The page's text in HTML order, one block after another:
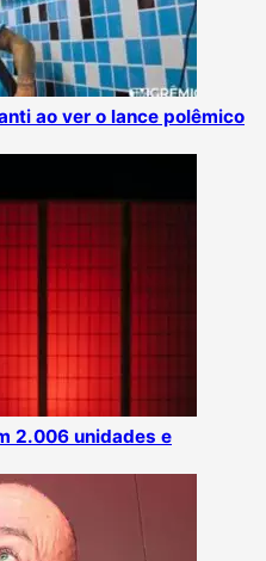
ao ver o lance polêmico
2.006 unidades e